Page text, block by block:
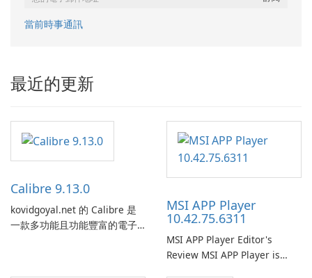
當前時事通訊
最近的更新
Calibre 9.13.0
kovidgoyal.net 的 Calibre 是
一款多功能且功能豐富的電子
MSI APP Player
10.42.75.6311
MSI APP Player Editor's
Review MSI APP Player is